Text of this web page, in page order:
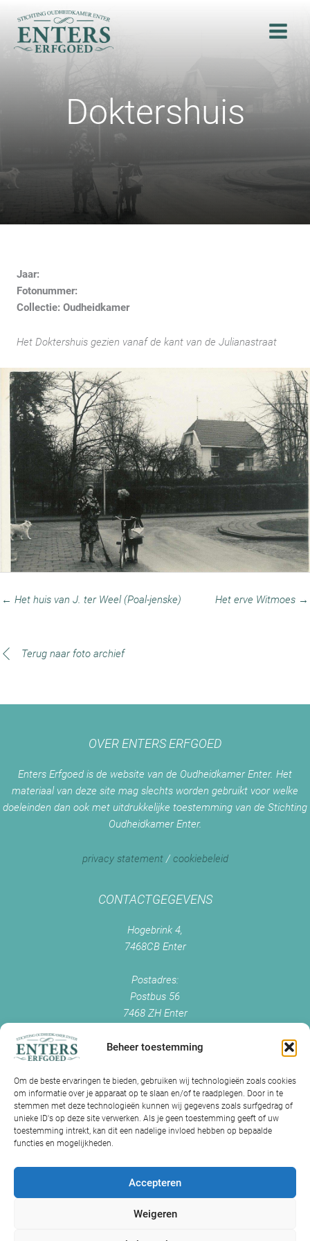
Beheer toestemming
Om de beste ervaringen te bieden, gebruiken wij technologieën zoals cookies
om informatie over je apparaat op te slaan en/of te raadplegen. Door in te
stemmen met deze technologieën kunnen wij gegevens zoals surfgedrag of
unieke ID's op deze site verwerken. Als je geen toestemming geeft of uw
toestemming intrekt, kan dit een nadelige invloed hebben op bepaalde
functies en mogelijkheden.
Accepteren
Weigeren
naar
Doktershuis
Jaar:
Fotonummer:
Collectie: Oudheidkamer
Het Doktershuis gezien vanaf de kant van de Julianastraat
← Het huis van J. ter Weel (Poal-jenske) Het erve Witmoes →
Terug naar foto archief
OVER ENTERS ERFGOED
Enters Erfgoed is de website van de Oudheidkamer Enter. Het
materiaal van deze site mag slechts worden gebruikt voor welke
doeleinden dan ook met uitdrukkelijke toestemming van de Stichting
Oudheidkamer Enter.
privacy statement/cookiebeleid
CONTACTGEGEVENS
Hogebrink 4,
7468CB Enter
Postadres:
Postbus 56
7468 ZH Enter
info@enterserfgoed.nl
IK HEB OUDE FOTO'S
Is Historisch Enter daarin geïnteresseerd?
Jazeker! Hebt u oude foto’s of videos van Enter? Dan kunt u contact
met ons opnemen.
Volg ons op Facebook